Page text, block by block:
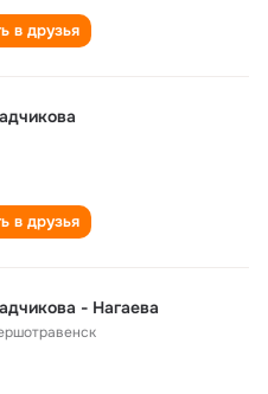
в друзья
в друзья
- Нагаева